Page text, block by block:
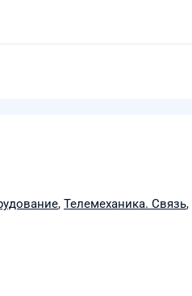
, Телемеханика. Связь,